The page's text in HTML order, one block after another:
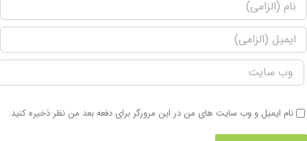
نام ایمیل و وب سایت های من در این مرورگر برای دفعه بعد من نظر ذخیره کنید.